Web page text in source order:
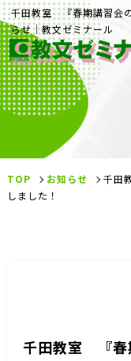
千田教室 『春期講習会
らせ｜教文ゼミナール
TOP お知らせ
千田
しました！
千田教室 『春